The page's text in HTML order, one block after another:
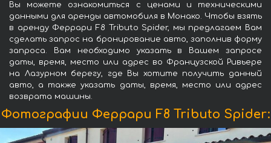
Вы можете ознакомиться с ценами и техническими
данными для аренды автомобиля в Монако. Чтобы взять
в аренду Феррари F8 Tributo Spider, мы предлагаем Вам
сделать запрос на бронирование авто, заполнив форму
запроса. Вам необходимо указать в Вашем запросе
даты, время, место или адрес во Французской Ривьере
на Лазурном берегу, где Вы хотите получить данный
авто, а также указать даты, время, место или адрес
возврата машины.
Фотографии Феррари F8 Tributo Spider: